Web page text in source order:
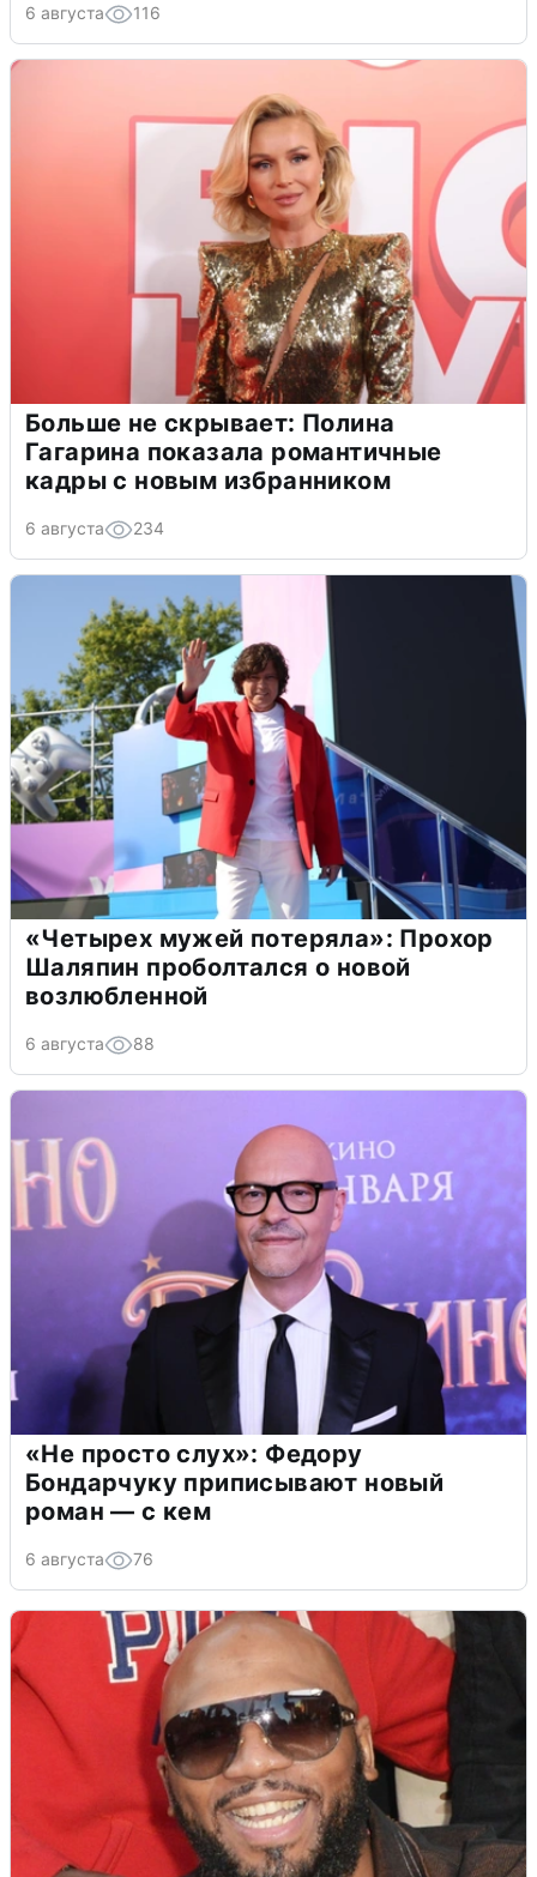
6 августа 116
Больше не скрывает: Полина
Гагарина показала романтичные
кадры с новым избранником
6 августа 234
«Четырех мужей потеряла»: Прохор
Шаляпин проболтался о новой
возлюбленной
6 августа 88
«Не просто слух»: Федору
Бондарчуку приписывают новый
роман — с кем
6 августа 76